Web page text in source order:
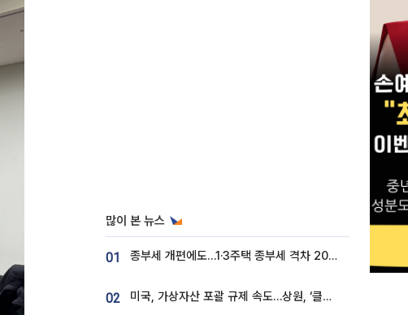
많이 본 뉴스
01 종부세 개편에도…1·3주택 종부세 격차 2028년부터 확대
02 미국, 가상자산 포괄 규제 속도…상원, ‘클래리티법’ 9월 절차투표 추진